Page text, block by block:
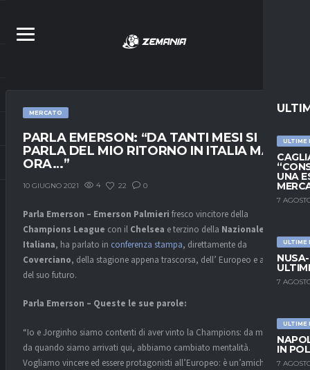
ULTIME
UNA
7
ULTIME
7
ULTIME
IN
7
MERCATO
PARLA EMERSON: “DA TANTI MESI SI
PARLA DEL MIO RITORNO IN ITALIA MA
ORA…”
10 GIUGNO 2021 4 22 0
Parla Emerson – Emerson Palmieri fresco vincitore della
Champions League con il Chelsea e terzino della Nazionale
Italiana, ha parlato in conferenza stampa, direttamente da
Coverciano, della stagione appena trascorsa, dell’ Europeo e anche
del suo futuro.
Parla Emerson – Queste le sue parole:
“Io e Jorginho siamo contenti di aver vinto la Champions: da martedì,
da quando siamo arrivati qui, abbiamo cambiato mentalità.
Vogliamo vincere ed essere protagonisti all’Europeo: è un’amichevole,